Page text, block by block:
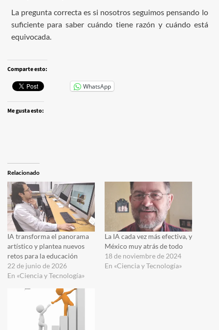
La pregunta correcta es si nosotros seguimos pensando lo
suficiente para saber cuándo tiene razón y cuándo está
equivocada.
Comparte esto:
WhatsApp
Me gusta esto:
Relacionado
IA transforma el panorama
artístico y plantea nuevos
retos para la educación
22 de junio de 2026
En «Ciencia y Tecnología»
La IA cada vez más efectiva, y
México muy atrás de todo
18 de noviembre de 2024
En «Ciencia y Tecnología»